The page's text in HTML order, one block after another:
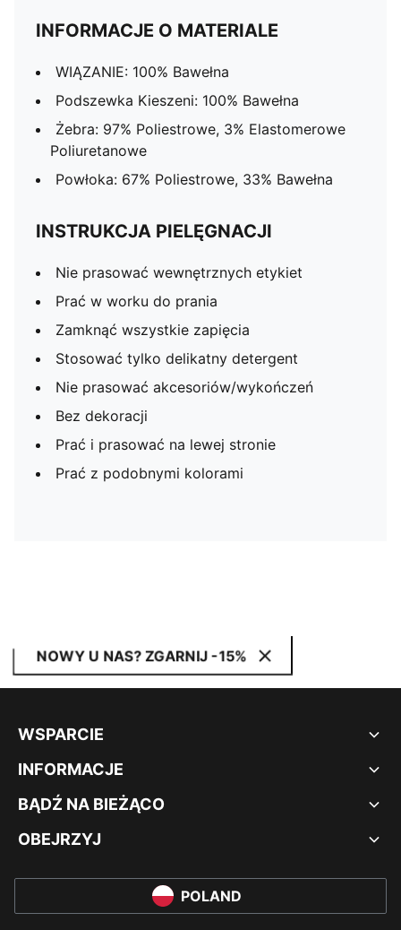
INFORMACJE O MATERIALE
WIĄZANIE: 100% Bawełna
Podszewka Kieszeni: 100% Bawełna
Żebra: 97% Poliestrowe, 3% Elastomerowe
Poliuretanowe
Powłoka: 67% Poliestrowe, 33% Bawełna
INSTRUKCJA PIELĘGNACJI
Nie prasować wewnętrznych etykiet
Prać w worku do prania
Zamknąć wszystkie zapięcia
Stosować tylko delikatny detergent
Nie prasować akcesoriów/wykończeń
Bez dekoracji
Prać i prasować na lewej stronie
Prać z podobnymi kolorami
NOWY U NAS? ZGARNIJ -15%
WSPARCIE
INFORMACJE
BĄDŹ NA BIEŻĄCO
OBEJRZYJ
POLAND